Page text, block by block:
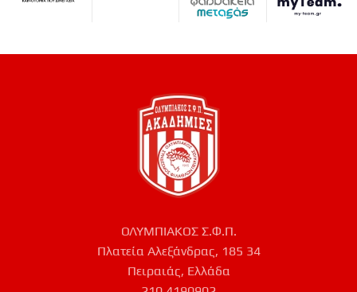
ΟΛΥΜΠΙΑΚΟΣ Σ.Φ.Π.
Πλατεία Αλεξάνδρας, 185 34
Πειραιάς, Ελλάδα